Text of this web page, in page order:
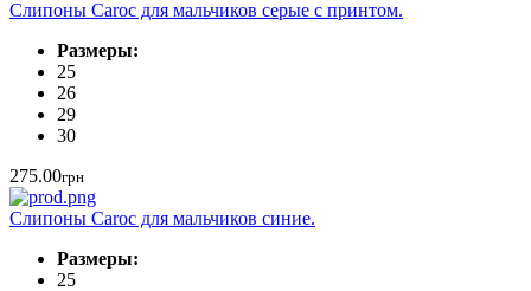
Слипоны Caroc для мальчиков серые с принтом.
Размеры:
25
26
29
30
275.00грн
Слипоны Caroc для мальчиков синие.
Размеры:
25